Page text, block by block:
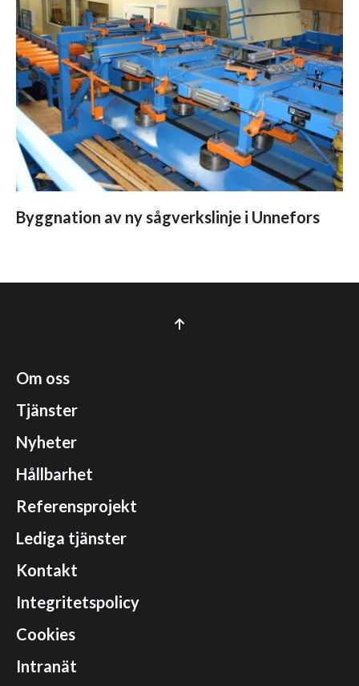
Byggnation av ny sågverkslinje i Unnefors
Om oss
Tjänster
Nyheter
Hållbarhet
Referensprojekt
Lediga tjänster
Kontakt
Integritetspolicy
Cookies
Intranät